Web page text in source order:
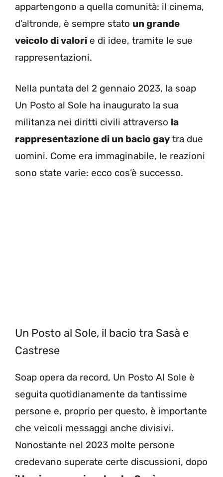
appartengono a quella comunità: il cinema,
d’altronde, è sempre stato un grande
veicolo di valori e di idee, tramite le sue
rappresentazioni.
Nella puntata del 2 gennaio 2023, la soap
Un Posto al Sole ha inaugurato la sua
militanza nei diritti civili attraverso la
rappresentazione di un bacio gay tra due
uomini. Come era immaginabile, le reazioni
sono state varie: ecco cos’è successo.
Un Posto al Sole, il bacio tra Sasà e
Castrese
Soap opera da record, Un Posto Al Sole è
seguita quotidianamente da tantissime
persone e, proprio per questo, è importante
che veicoli messaggi anche divisivi.
Nonostante nel 2023 molte persone
credevano superate certe discussioni, dopo